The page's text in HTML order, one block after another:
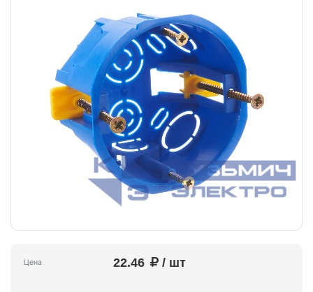
Цена 22.46 / шт